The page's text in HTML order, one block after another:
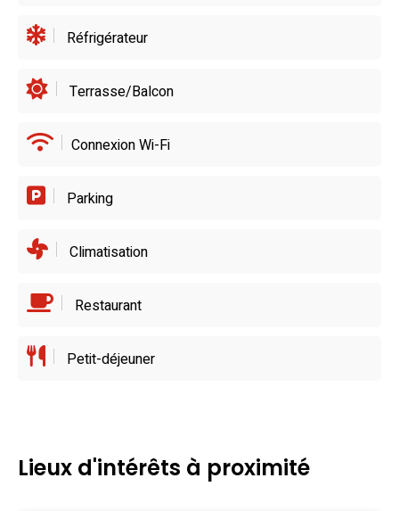
Réfrigérateur
Terrasse/Balcon
Connexion Wi-Fi
Parking
Climatisation
Restaurant
Petit-déjeuner
Lieux d'intérêts à proximité